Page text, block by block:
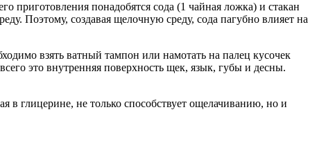
приготовления понадобятся сода (1 чайная ложка) и стакан
Поэтому, создавая щелочную среду, сода пагубно влияет на
взять ватный тампон или намотать на палец кусочек
это внутренняя поверхность щек, язык, губы и десны.
в глицерине, не только способствует ощелачиванию, но и